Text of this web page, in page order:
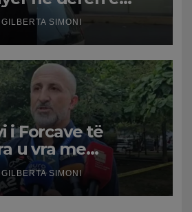
në Durrës,
për
GILBERTA SIMONI
i Forcave të
u vra me
nga shoku i
drejtori i
konflikt të
GILBERTA SIMONI